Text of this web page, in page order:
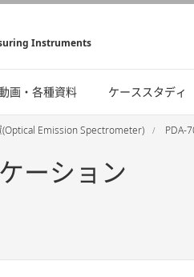
Instruments
画・各種資料 ケーススタディ
Emission Spectrometer) PDA-
ーション